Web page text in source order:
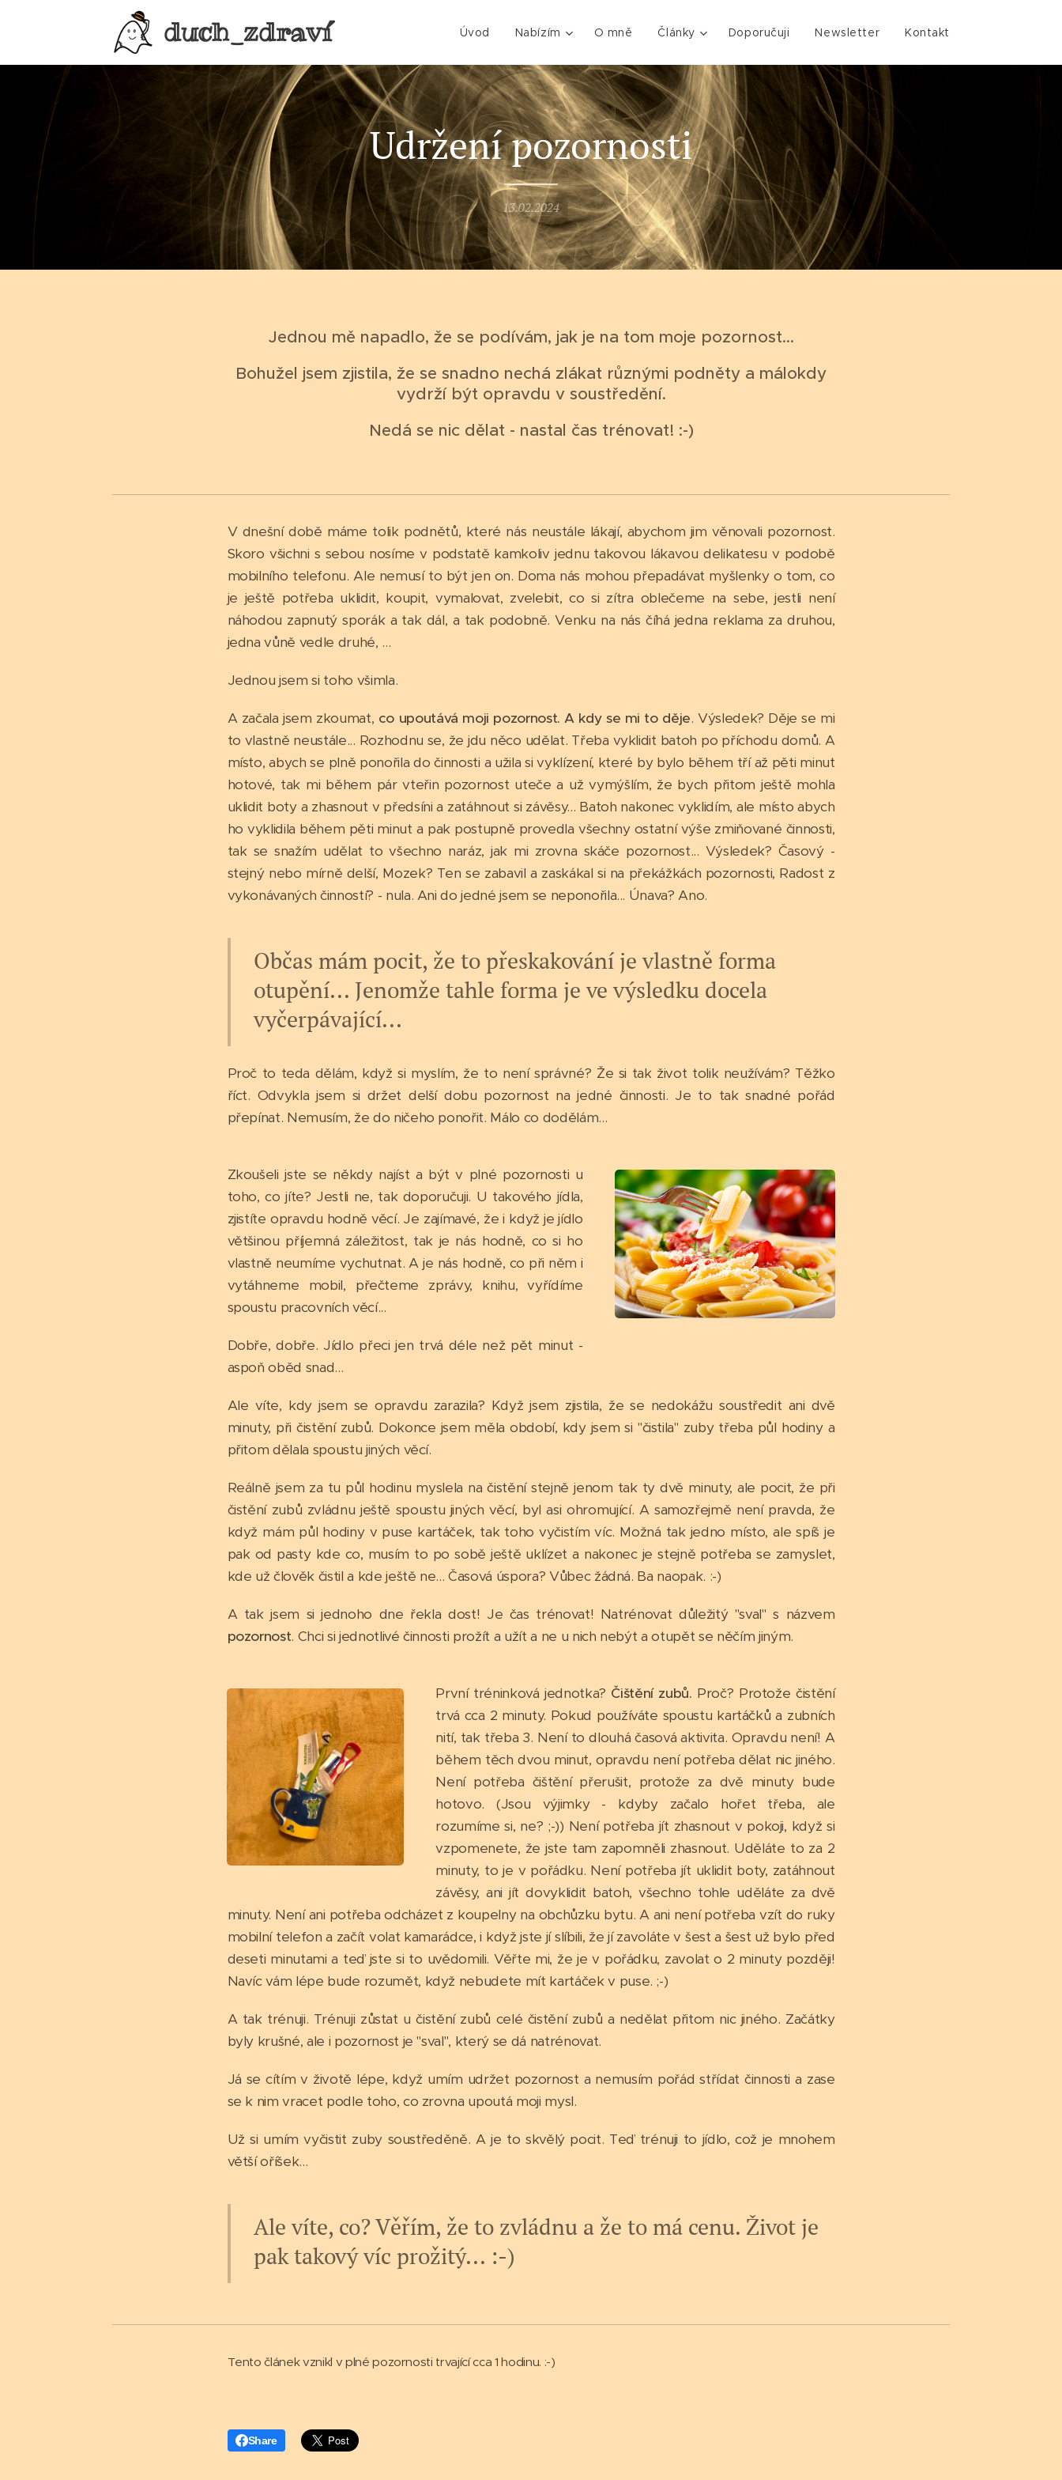
duch_zdraví Úvod Nabízím O mně Články Doporučuji Newsletter Kontakt
Udržení pozornosti
13.02.2024
Jednou mě napadlo, že se podívám, jak je na tom moje pozornost...
Bohužel jsem zjistila, že se snadno nechá zlákat různými podněty a málokdy
vydrží být opravdu v soustředění.
Nedá se nic dělat - nastal čas trénovat! :-)
V dnešní době máme tolik podnětů, které nás neustále lákají, abychom jim věnovali pozornost.
Skoro všichni s sebou nosíme v podstatě kamkoliv jednu takovou lákavou delikatesu v podobě
mobilního telefonu. Ale nemusí to být jen on. Doma nás mohou přepadávat myšlenky o tom, co
je ještě potřeba uklidit, koupit, vymalovat, zvelebit, co si zítra oblečeme na sebe, jestli není
náhodou zapnutý sporák a tak dál, a tak podobně. Venku na nás číhá jedna reklama za druhou,
jedna vůně vedle druhé, ...
Jednou jsem si toho všimla.
A začala jsem zkoumat, co upoutává moji pozornost. A kdy se mi to děje. Výsledek? Děje se mi
to vlastně neustále... Rozhodnu se, že jdu něco udělat. Třeba vyklidit batoh po příchodu domů. A
místo, abych se plně ponořila do činnosti a užila si vyklízení, které by bylo během tří až pěti minut
hotové, tak mi během pár vteřin pozornost uteče a už vymýšlím, že bych přitom ještě mohla
uklidit boty a zhasnout v předsíni a zatáhnout si závěsy... Batoh nakonec vyklidím, ale místo abych
ho vyklidila během pěti minut a pak postupně provedla všechny ostatní výše zmiňované činnosti,
tak se snažím udělat to všechno naráz, jak mi zrovna skáče pozornost... Výsledek? Časový -
stejný nebo mírně delší, Mozek? Ten se zabavil a zaskákal si na překážkách pozornosti, Radost z
vykonávaných činností? - nula. Ani do jedné jsem se neponořila... Únava? Ano.
Občas mám pocit, že to přeskakování je vlastně forma
otupění... Jenomže tahle forma je ve výsledku docela
vyčerpávající...
Proč to teda dělám, když si myslím, že to není správné? Že si tak život tolik neužívám? Těžko
říct. Odvykla jsem si držet delší dobu pozornost na jedné činnosti. Je to tak snadné pořád
přepínat. Nemusím, že do ničeho ponořit. Málo co dodělám...
Zkoušeli jste se někdy najíst a být v plné pozornosti u
toho, co jíte? Jestli ne, tak doporučuji. U takového jídla,
zjistíte opravdu hodně věcí. Je zajímavé, že i když je jídlo
většinou příjemná záležitost, tak je nás hodně, co si ho
vlastně neumíme vychutnat. A je nás hodně, co při něm i
vytáhneme mobil, přečteme zprávy, knihu, vyřídíme
spoustu pracovních věcí...
Dobře, dobře. Jídlo přeci jen trvá déle než pět minut -
aspoň oběd snad...
Ale víte, kdy jsem se opravdu zarazila? Když jsem zjistila, že se nedokážu soustředit ani dvě
minuty, při čistění zubů. Dokonce jsem měla období, kdy jsem si "čistila" zuby třeba půl hodiny a
přitom dělala spoustu jiných věcí.
Reálně jsem za tu půl hodinu myslela na čistění stejně jenom tak ty dvě minuty, ale pocit, že při
čistění zubů zvládnu ještě spoustu jiných věcí, byl asi ohromující. A samozřejmě není pravda, že
když mám půl hodiny v puse kartáček, tak toho vyčistím víc. Možná tak jedno místo, ale spíš je
pak od pasty kde co, musím to po sobě ještě uklízet a nakonec je stejně potřeba se zamyslet,
kde už člověk čistil a kde ještě ne... Časová úspora? Vůbec žádná. Ba naopak. :-)
A tak jsem si jednoho dne řekla dost! Je čas trénovat! Natrénovat důležitý "sval" s názvem
pozornost. Chci si jednotlivé činnosti prožít a užít a ne u nich nebýt a otupět se něčím jiným.
První tréninková jednotka? Čištění zubů. Proč? Protože čistění
trvá cca 2 minuty. Pokud používáte spoustu kartáčků a zubních
nití, tak třeba 3. Není to dlouhá časová aktivita. Opravdu není! A
během těch dvou minut, opravdu není potřeba dělat nic jiného.
Není potřeba čištění přerušit, protože za dvě minuty bude
hotovo. (Jsou výjimky - kdyby začalo hořet třeba, ale
rozumíme si, ne? ;-)) Není potřeba jít zhasnout v pokoji, když si
vzpomenete, že jste tam zapomněli zhasnout. Uděláte to za 2
minuty, to je v pořádku. Není potřeba jít uklidit boty, zatáhnout
závěsy, ani jít dovyklidit batoh, všechno tohle uděláte za dvě
minuty. Není ani potřeba odcházet z koupelny na obchůzku bytu. A ani není potřeba vzít do ruky
mobilní telefon a začít volat kamarádce, i když jste jí slíbili, že jí zavoláte v šest a šest už bylo před
deseti minutami a teď jste si to uvědomili. Věřte mi, že je v pořádku, zavolat o 2 minuty později!
Navíc vám lépe bude rozumět, když nebudete mít kartáček v puse. ;-)
A tak trénuji. Trénuji zůstat u čistění zubů celé čistění zubů a nedělat přitom nic jiného. Začátky
byly krušné, ale i pozornost je "sval", který se dá natrénovat.
Já se cítím v životě lépe, když umím udržet pozornost a nemusím pořád střídat činnosti a zase
se k nim vracet podle toho, co zrovna upoutá moji mysl.
Už si umím vyčistit zuby soustředěně. A je to skvělý pocit. Teď trénuji to jídlo, což je mnohem
větší oříšek...
Ale víte, co? Věřím, že to zvládnu a že to má cenu. Život je
pak takový víc prožitý... :-)
Tento článek vznikl v plné pozornosti trvající cca 1 hodinu. :-)
Share